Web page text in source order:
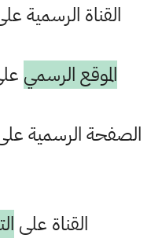
القناة الرسمية
الموقع الرسمي
الصفحة الرسمية
القناة على